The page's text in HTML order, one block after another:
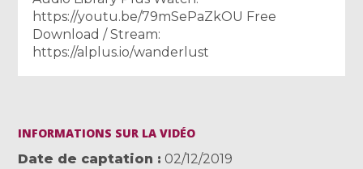
https://youtu.be/79mSePaZkOU Free
Download / Stream:
https://alplus.io/wanderlust
INFORMATIONS SUR LA VIDÉO
Date de captation
02/12/2019